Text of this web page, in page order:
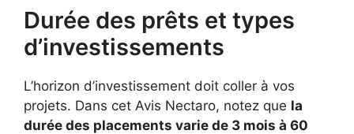
Durée des prêts et types
d’investissements
L’horizon d’investissement doit coller à vos
projets. Dans cet Avis Nectaro, notez que la
durée des placements varie de 3 mois à 60